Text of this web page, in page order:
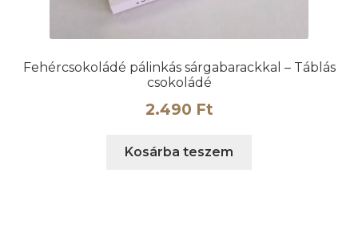
Fehércsokoládé pálinkás sárgabarackkal – Táblás
csokoládé
2.490 Ft
Kosárba teszem